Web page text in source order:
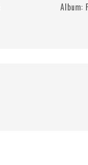
Album: